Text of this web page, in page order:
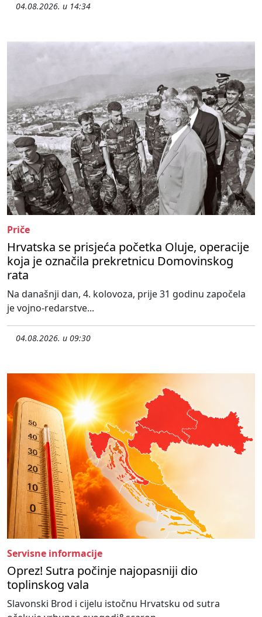
04.08.2026. u 14:34
Priče
Hrvatska se prisjeća početka Oluje, operacije
koja je označila prekretnicu Domovinskog
rata
Na današnji dan, 4. kolovoza, prije 31 godinu započela
je vojno-redarstve...
04.08.2026. u 09:30
Servisne informacije
Oprez! Sutra počinje najopasniji dio
toplinskog vala
Slavonski Brod i cijelu istočnu Hrvatsku od sutra